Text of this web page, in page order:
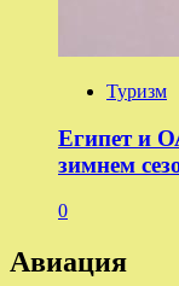
Туризм
Египет и
зимнем
0
Авиация